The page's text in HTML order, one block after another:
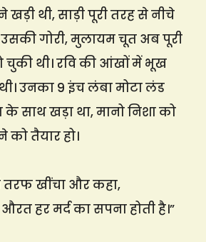
थी, साड़ी पूरी तरह से नीचे
गोरी, मुलायम चूत अब पूरी
चुकी थी। रवि की आंखों में भूख
उनका 9 इंच लंबा मोटा लंड
साथ खड़ा था, मानो निशा को
तैयार हो।
तरफ खींचा और कहा,
हर मर्द का सपना होती है।”